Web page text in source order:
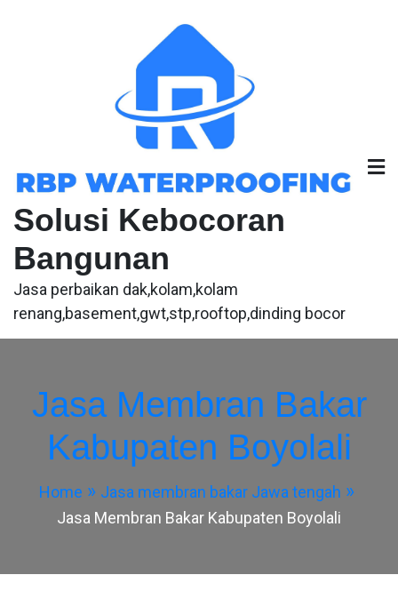
Solusi Kebocoran
Bangunan
Jasa perbaikan dak,kolam,kolam
renang,basement,gwt,stp,rooftop,dinding bocor
Jasa Membran Bakar
Kabupaten Boyolali
Home
Jasa membran bakar Jawa tengah
Jasa Membran Bakar Kabupaten Boyolali